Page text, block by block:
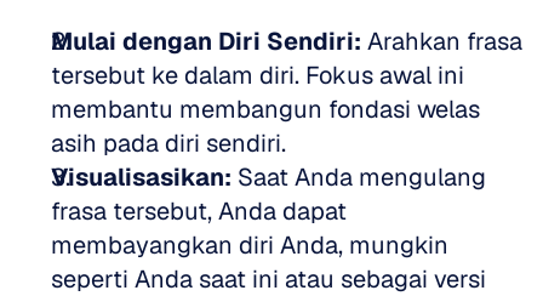
Mulai dengan Diri Sendiri: Arahkan frasa
tersebut ke dalam diri. Fokus awal ini
membantu membangun fondasi welas
asih pada diri sendiri.
Visualisasikan: Saat Anda mengulang
frasa tersebut, Anda dapat
membayangkan diri Anda, mungkin
seperti Anda saat ini atau sebagai versi